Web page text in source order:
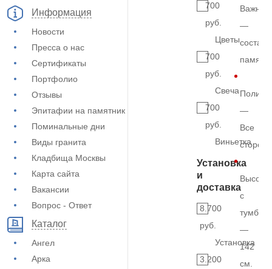
Информация
Новости
Пресса о нас
Сертификаты
Портфолио
Отзывы
Эпитафии на памятник
Поминальные дни
Виды гранита
Кладбища Москвы
Карта сайта
Вакансии
Вопрос - Ответ
Каталог
Ангел
Арка
700
руб.
Цветы
700
руб.
Свеча
700
руб.
Виньетка
Установка
и
доставка
8.700
руб.
Установка
3.200
Важно
—
—
Все
Высота
с
тумбой
—
142
см.